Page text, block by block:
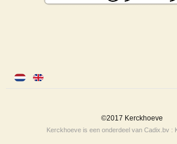
©2017 Kerckhoeve
Kerckhoeve is een onderdeel van Cadix.bv :